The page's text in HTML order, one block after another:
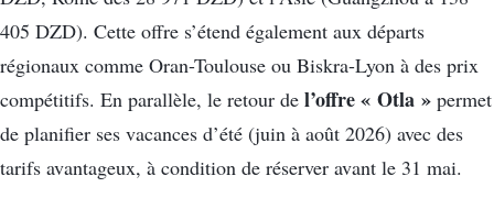
405 DZD). Cette offre s’étend également aux départs
régionaux comme Oran-Toulouse ou Biskra-Lyon à des prix
compétitifs. En parallèle, le retour de l’offre « Otla » permet
de planifier ses vacances d’été (juin à août 2026) avec des
tarifs avantageux, à condition de réserver avant le 31 mai.